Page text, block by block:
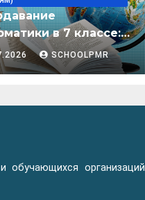
в 7 классе:
пособие
SCHOOLPMR
обучающихся организаций